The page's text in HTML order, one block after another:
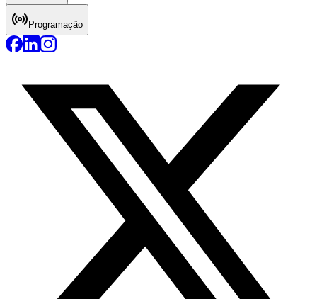
Programação